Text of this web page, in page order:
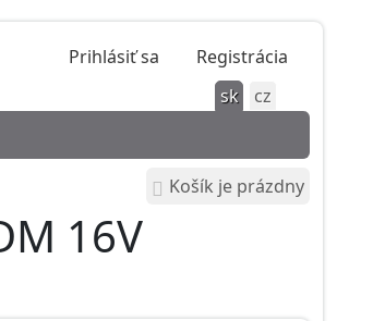
Prihlásiť sa
Registrácia
sk
cz
Košík je prázdny
16V